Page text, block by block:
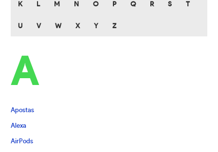
K L M N O P Q R S T
U V W X Y Z
A
Apostas
Alexa
AirPods